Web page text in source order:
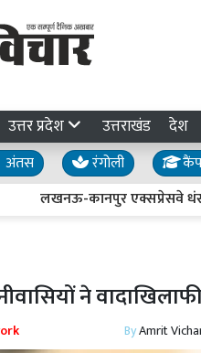
उत्तर प्रदेश उत्तराखंड देश
अंतस रंगोली
लखनऊ-कानपुर एक्सप्रेसवे धंसने की
ने
ByAmrit